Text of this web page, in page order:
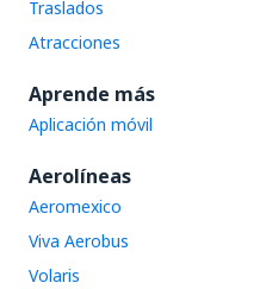
Traslados
Atracciones
Aprende más
Aplicación móvil
Aerolíneas
Aeromexico
Viva Aerobus
Volaris